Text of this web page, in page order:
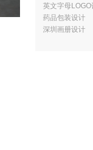
英文字母LOGO
药品包装设计
深圳画册设计